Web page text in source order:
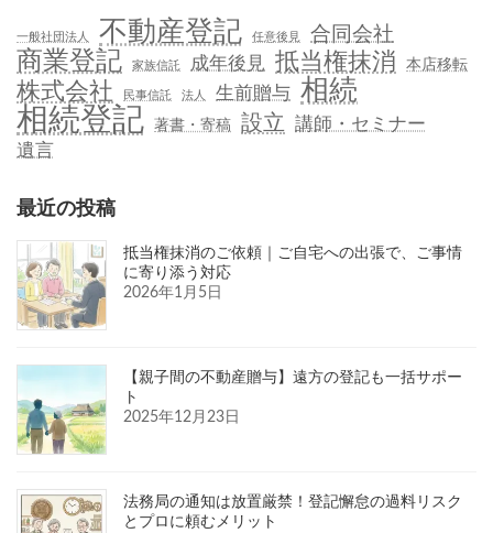
一般社団法人 不動産登記 任意後見 合同会社
商業登記 家族信託 成年後見 抵当権抹消 本店移転
株式会社 民事信託 法人 生前贈与 相続
相続登記 著書・寄稿 設立
講師・セミナー
遺言
最近の投稿
抵当権抹消のご依頼｜ご自宅への出張で、ご事情
に寄り添う対応
2026年1月5日
【親子間の不動産贈与】遠方の登記も一括サポー
ト
2025年12月23日
法務局の通知は放置厳禁！登記懈怠の過料リスク
とプロに頼むメリット